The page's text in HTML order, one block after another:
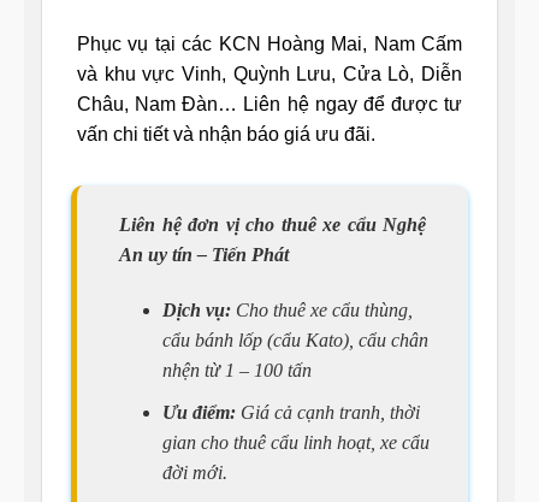
Phục vụ tại các KCN Hoàng Mai, Nam Cấm
và khu vực Vinh, Quỳnh Lưu, Cửa Lò, Diễn
Châu, Nam Đàn… Liên hệ ngay để được tư
vấn chi tiết và nhận báo giá ưu đãi.
Liên hệ đơn vị cho thuê xe cẩu Nghệ
An uy tín – Tiến Phát
Dịch vụ: Cho thuê xe cẩu thùng,
cẩu bánh lốp (cẩu Kato), cẩu chân
nhện từ 1 – 100 tấn
Ưu điểm:Giá cả cạnh tranh, thời
gian cho thuê cẩu linh hoạt, xe cẩu
đời mới.